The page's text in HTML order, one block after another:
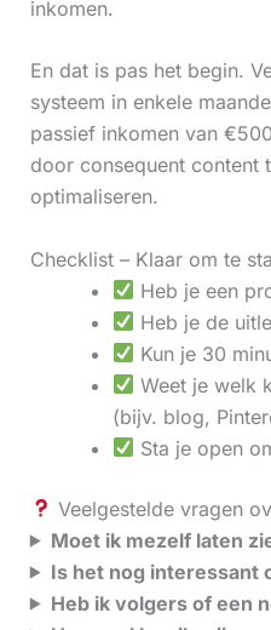
inkomen.
En dat is pas het begin.
systeem in enkele
passief inkomen van
door consequent content
optimaliseren.
Checklist – Klaar om te
Heb je een
Heb je de
Kun je 30
Weet je welk
(bijv. blog,
Sta je open
Veelgestelde vragen
Moet ik mezelf laten
Is het nog interessant
Heb ik volgers of een